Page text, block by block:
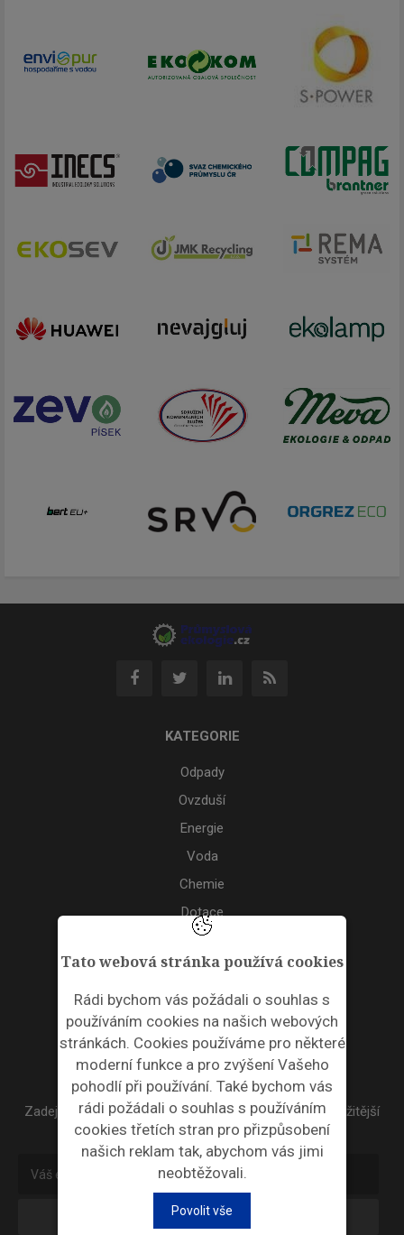
Tato webová stránka používá cookies
Rádi bychom vás požádali o souhlas s
používáním cookies na našich webových
stránkách. Cookies používáme pro některé
moderní funkce a pro zvýšení Vašeho
pohodlí při používání. Také bychom vás
rádi požádali o souhlas s používáním
cookies třetích stran pro přizpůsobení
našich reklam tak, abychom vás jimi
neobtěžovali.
Povolit vše
KATEGORIE
Odpady
Ovzduší
Energie
Voda
Chemie
Dotace
Akce
ODPADNÍ PLASTY
NEWSLETTER
Zadejte váš email a my Vám budeme zasílat ty nejdůležitější
informace, maximálně 1x týdně.
Odebírat